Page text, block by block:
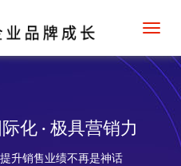
化 · 极具营销力
升销售业绩不再是神话